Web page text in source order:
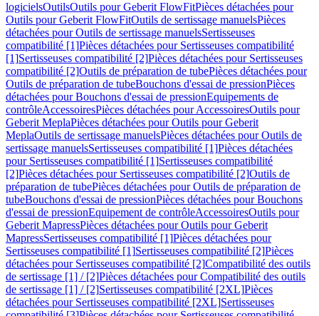
logicielsOutilsOutils pour Geberit FlowFitPièces détachées pour
Outils pour Geberit FlowFitOutils de sertissage manuelsPièces
détachées pour Outils de sertissage manuelsSertisseuses
compatibilité [1]Pièces détachées pour Sertisseuses compatibilité
[1]Sertisseuses compatibilité [2]Pièces détachées pour Sertisseuses
compatibilité [2]Outils de préparation de tubePièces détachées pour
Outils de préparation de tubeBouchons d'essai de pressionPièces
détachées pour Bouchons d'essai de pressionEquipements de
contrôleAccessoiresPièces détachées pour AccessoiresOutils pour
Geberit MeplaPièces détachées pour Outils pour Geberit
MeplaOutils de sertissage manuelsPièces détachées pour Outils de
sertissage manuelsSertisseuses compatibilité [1]Pièces détachées
pour Sertisseuses compatibilité [1]Sertisseuses compatibilité
[2]Pièces détachées pour Sertisseuses compatibilité [2]Outils de
préparation de tubePièces détachées pour Outils de préparation de
tubeBouchons d'essai de pressionPièces détachées pour Bouchons
d'essai de pressionEquipement de contrôleAccessoiresOutils pour
Geberit MapressPièces détachées pour Outils pour Geberit
MapressSertisseuses compatibilité [1]Pièces détachées pour
Sertisseuses compatibilité [1]Sertisseuses compatibilité [2]Pièces
détachées pour Sertisseuses compatibilité [2]Compatibilité des outils
de sertissage [1] / [2]Pièces détachées pour Compatibilité des outils
de sertissage [1] / [2]Sertisseuses compatibilité [2XL]Pièces
détachées pour Sertisseuses compatibilité [2XL]Sertisseuses